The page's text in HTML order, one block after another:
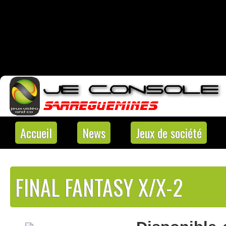
Accueil News Jeux de société
FINAL FANTASY X/X-2